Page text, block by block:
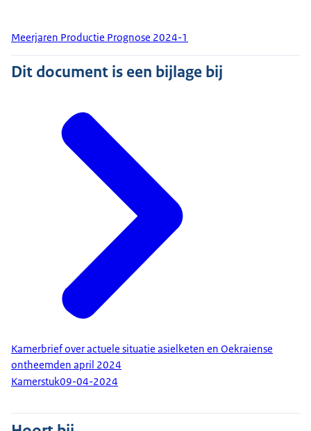
Meerjaren Productie Prognose 2024-1
Dit document is een bijlage bij
Kamerbrief over actuele situatie asielketen en Oekraiense
ontheemden april 2024
Kamerstuk09-04-2024